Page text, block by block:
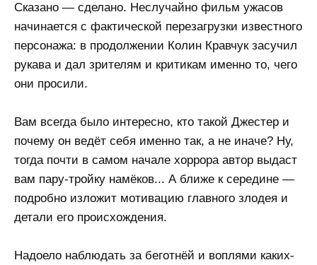
Сказано — сделано. Неслучайно фильм ужасов
начинается с фактической перезагрузки известного
персонажа: в продолжении Колин Кравчук засучил
рукава и дал зрителям и критикам именно то, чего
они просили.
Вам всегда было интересно, кто такой Джестер и
почему он ведёт себя именно так, а не иначе? Ну,
тогда почти в самом начале хоррора автор выдаст
вам пару-тройку намёков... А ближе к середине —
подробно изложит мотивацию главного злодея и
детали его происхождения.
Надоело наблюдать за беготнёй и воплями каких-